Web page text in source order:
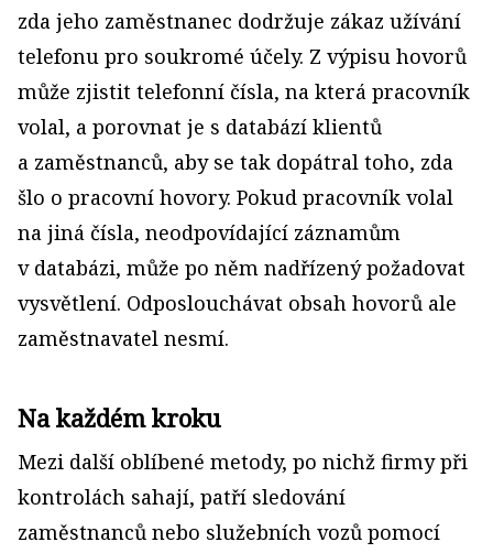
zda jeho zaměstnanec dodržuje zákaz užívání
telefonu pro soukromé účely. Z výpisu hovorů
může zjistit telefonní čísla, na která pracovník
volal, a porovnat je s databází klientů
a zaměstnanců, aby se tak dopátral toho, zda
šlo o pracovní hovory. Pokud pracovník volal
na jiná čísla, neodpovídající záznamům
v databázi, může po něm nadřízený požadovat
vysvětlení. Odposlouchávat obsah hovorů ale
zaměstnavatel nesmí.
Na každém kroku
Mezi další oblíbené metody, po nichž firmy při
kontrolách sahají, patří sledování
zaměstnanců nebo služebních vozů pomocí